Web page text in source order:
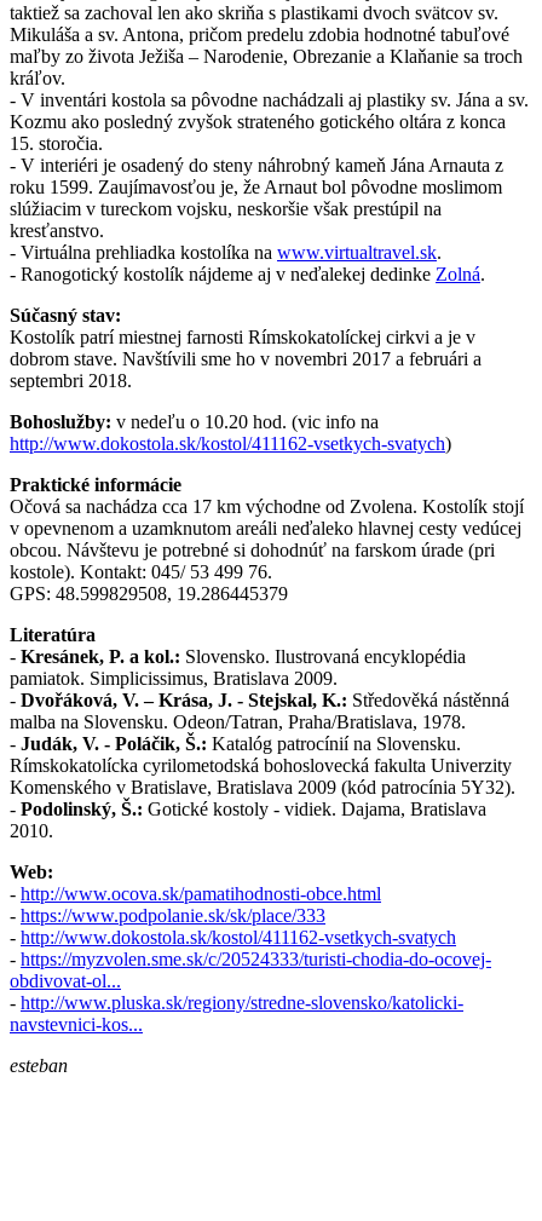
taktiež sa zachoval len ako skriňa s plastikami dvoch svätcov sv.
Mikuláša a sv. Antona, pričom predelu zdobia hodnotné tabuľové
maľby zo života Ježiša – Narodenie, Obrezanie a Klaňanie sa troch
kráľov.
- V inventári kostola sa pôvodne nachádzali aj plastiky sv. Jána a sv.
Kozmu ako posledný zvyšok strateného gotického oltára z konca
15. storočia.
- V interiéri je osadený do steny náhrobný kameň Jána Arnauta z
roku 1599. Zaujímavosťou je, že Arnaut bol pôvodne moslimom
slúžiacim v tureckom vojsku, neskoršie však prestúpil na
kresťanstvo.
- Virtuálna prehliadka kostolíka na www.virtualtravel.sk.
- Ranogotický kostolík nájdeme aj v neďalekej dedinke Zolná.
Súčasný stav:
Kostolík patrí miestnej farnosti Rímskokatolíckej cirkvi a je v
dobrom stave. Navštívili sme ho v novembri 2017 a februári a
septembri 2018.
Bohoslužby: v nedeľu o 10.20 hod. (vic info na
http://www.dokostola.sk/kostol/411162-vsetkych-svatych)
Praktické informácie
Očová sa nachádza cca 17 km východne od Zvolena. Kostolík stojí
v opevnenom a uzamknutom areáli neďaleko hlavnej cesty vedúcej
obcou. Návštevu je potrebné si dohodnúť na farskom úrade (pri
kostole). Kontakt: 045/ 53 499 76.
GPS: 48.599829508, 19.286445379
Literatúra
- Kresánek, P. a kol.: Slovensko. Ilustrovaná encyklopédia
pamiatok. Simplicissimus, Bratislava 2009.
- Dvořáková, V. – Krása, J. - Stejskal, K.: Středověká nástěnná
malba na Slovensku. Odeon/Tatran, Praha/Bratislava, 1978.
- Judák, V. - Poláčik, Š.: Katalóg patrocínií na Slovensku.
Rímskokatolícka cyrilometodská bohoslovecká fakulta Univerzity
Komenského v Bratislave, Bratislava 2009 (kód patrocínia 5Y32).
- Podolinský, Š.: Gotické kostoly - vidiek. Dajama, Bratislava
2010.
Web:
- http://www.ocova.sk/pamatihodnosti-obce.html
- https://www.podpolanie.sk/sk/place/333
- http://www.dokostola.sk/kostol/411162-vsetkych-svatych
- https://myzvolen.sme.sk/c/20524333/turisti-chodia-do-ocovej-
obdivovat-ol...
- http://www.pluska.sk/regiony/stredne-slovensko/katolicki-
navstevnici-kos...
esteban